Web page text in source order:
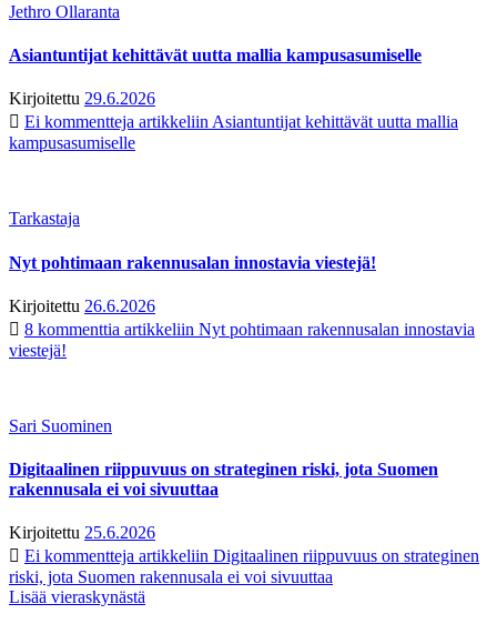
Jethro Ollaranta
Asiantuntijat kehittävät uutta mallia kampusasumiselle
Kirjoitettu 29.6.2026
Ei kommentteja artikkeliin Asiantuntijat kehittävät uutta mallia
kampusasumiselle
Tarkastaja
Nyt pohtimaan rakennusalan innostavia viestejä!
Kirjoitettu 26.6.2026
8 kommenttia artikkeliin Nyt pohtimaan rakennusalan innostavia
viestejä!
Sari Suominen
Digitaalinen riippuvuus on strateginen riski, jota Suomen
rakennusala ei voi sivuuttaa
Kirjoitettu 25.6.2026
Ei kommentteja artikkeliin Digitaalinen riippuvuus on strateginen
riski, jota Suomen rakennusala ei voi sivuuttaa
Lisää vieraskynästä